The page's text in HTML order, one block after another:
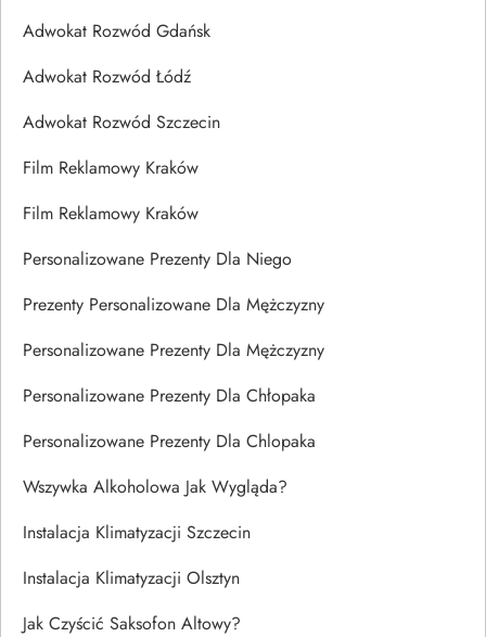
Adwokat Rozwód Gdańsk
Adwokat Rozwód Łódź
Adwokat Rozwód Szczecin
Film Reklamowy Kraków
Film Reklamowy Kraków
Personalizowane Prezenty Dla Niego
Prezenty Personalizowane Dla Mężczyzny
Personalizowane Prezenty Dla Mężczyzny
Personalizowane Prezenty Dla Chłopaka
Personalizowane Prezenty Dla Chlopaka
Wszywka Alkoholowa Jak Wygląda?
Instalacja Klimatyzacji Szczecin
Instalacja Klimatyzacji Olsztyn
Jak Czyścić Saksofon Altowy?